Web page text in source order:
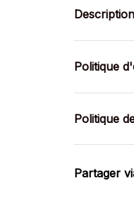
Politique
Politique
Partager